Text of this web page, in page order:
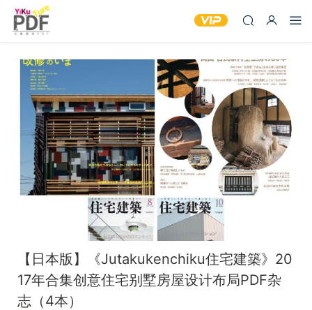
【日本版】《Jutakukenchiku住宅建築》20
17年合集创意住宅别墅房屋设计布局PDF杂
志（4本）